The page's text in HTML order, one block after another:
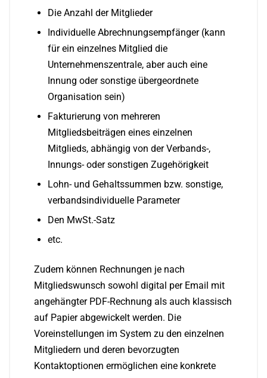
Die Anzahl der Mitglieder
Individuelle Abrechnungsempfänger (kann
für ein einzelnes Mitglied die
Unternehmenszentrale, aber auch eine
Innung oder sonstige übergeordnete
Organisation sein)
Fakturierung von mehreren
Mitgliedsbeiträgen eines einzelnen
Mitglieds, abhängig von der Verbands-,
Innungs- oder sonstigen Zugehörigkeit
Lohn- und Gehaltssummen bzw. sonstige,
verbandsindividuelle Parameter
Den MwSt.-Satz
etc.
Zudem können Rechnungen je nach
Mitgliedswunsch sowohl digital per Email mit
angehängter PDF-Rechnung als auch klassisch
auf Papier abgewickelt werden. Die
Voreinstellungen im System zu den einzelnen
Mitgliedern und deren bevorzugten
Kontaktoptionen ermöglichen eine konkrete